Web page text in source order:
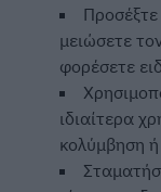
Προσέξτε
μειώσετε
φορέσετε
ιδιαίτερα
κολύμβηση